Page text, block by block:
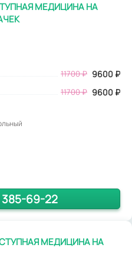
МЕДИЦИНА НА
11700₽ 9600 ₽
11700 ₽ 9600 ₽
385-69-22
МЕДИЦИНА НА